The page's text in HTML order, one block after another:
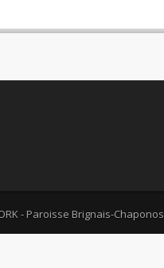
- Paroisse Brignais-